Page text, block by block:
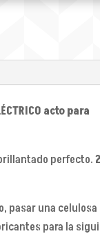
acto para
perfecto.
pasar una
para la